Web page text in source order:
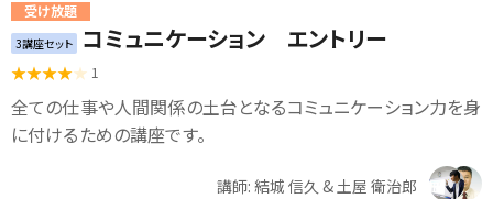
受け放題
3講座セット コミュニケーション エントリー
1
全ての仕事や人間関係の土台となるコミュニケーション力を身
に付けるための講座です。
講師: 結城 信久 & 土屋 衛治郎